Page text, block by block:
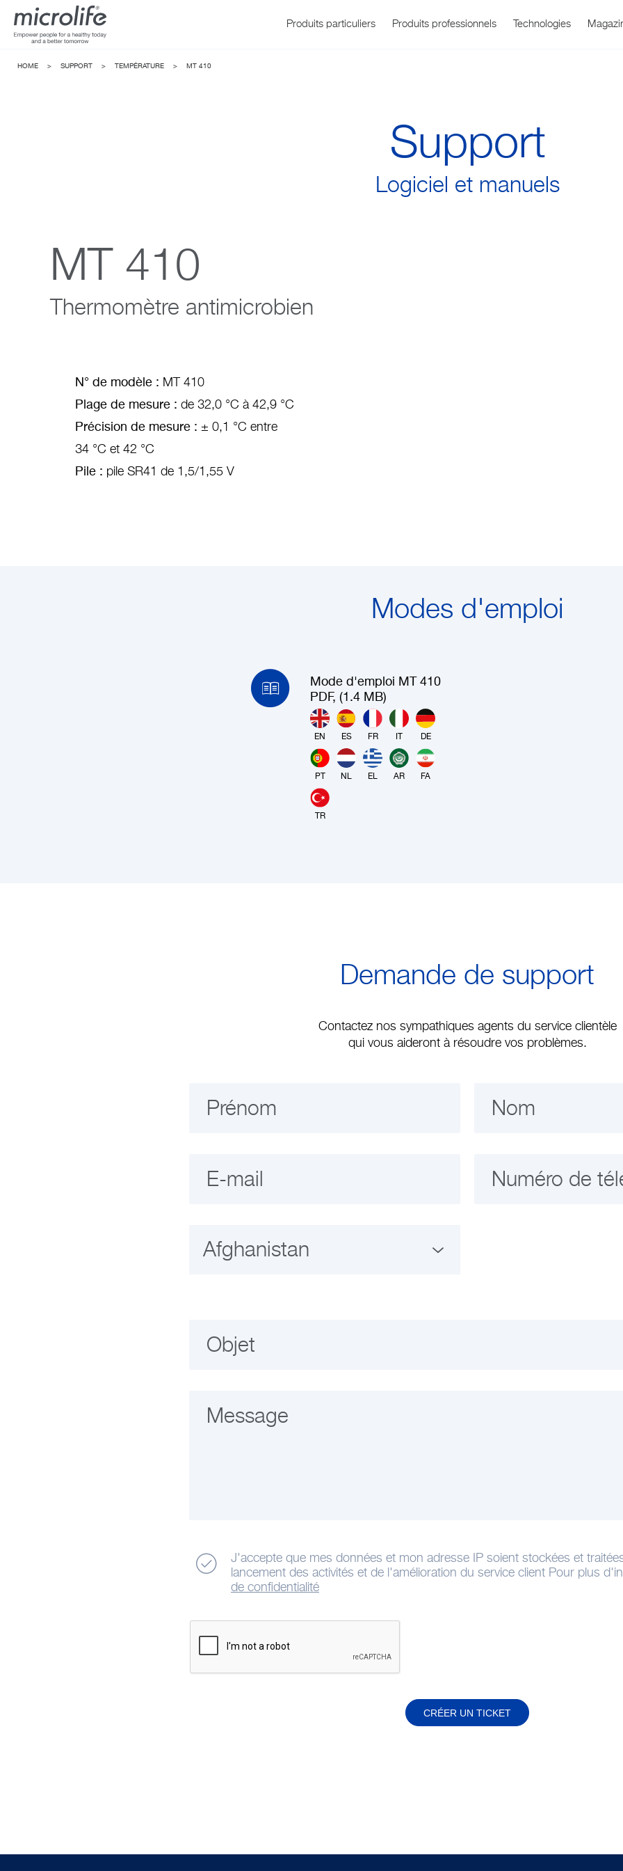
Produits particuliers Produits professionnels Technologies
HOME > SUPPORT > TEMPÉRATURE > MT 410
Support
Logiciel et manuels
MT 410
Thermomètre antimicrobien
N° de modèle : MT 410
Plage de mesure : de 32,0 °C à 42,9 °C
Précision de mesure : ± 0,1 °C entre
34 °C et 42 °C
Pile : pile SR41 de 1,5/1,55 V
Modes d'emploi
Mode d'emploi MT 410
PDF, (1.4 MB)
EN ES FR DE
PT NL EL AR FA
TR
Demande de support
Contactez nos sympathiques agents du service clientèle
qui vous aideront à résoudre vos problèmes.
Prénom Nom
E-mail Numéro de
Objet
Message
J'accepte que mes données et mon adresse IP soient stockées et
lancement des activités et de l'amélioration du service client Pour plus
de confidentialité
CRÉER UN TICKET